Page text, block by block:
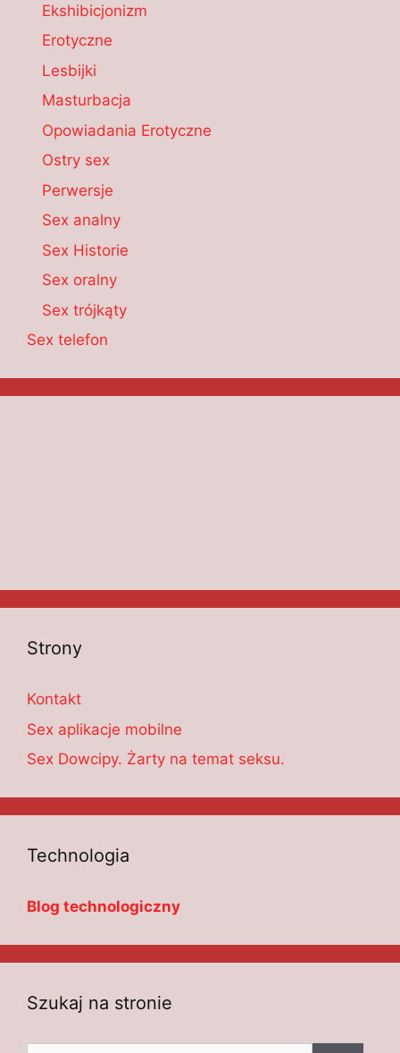
Ekshibicjonizm
Erotyczne
Lesbijki
Masturbacja
Opowiadania Erotyczne
Ostry sex
Perwersje
Sex analny
Sex Historie
Sex oralny
Sex trójkąty
Sex telefon
Strony
Kontakt
Sex aplikacje mobilne
Sex Dowcipy. Żarty na temat seksu.
Technologia
Blog technologiczny
Szukaj na stronie